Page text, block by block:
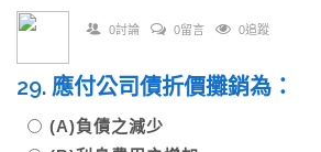
0討論 0留言 0追蹤
29. 應付公司債折價攤銷為：
(A)負債之減少